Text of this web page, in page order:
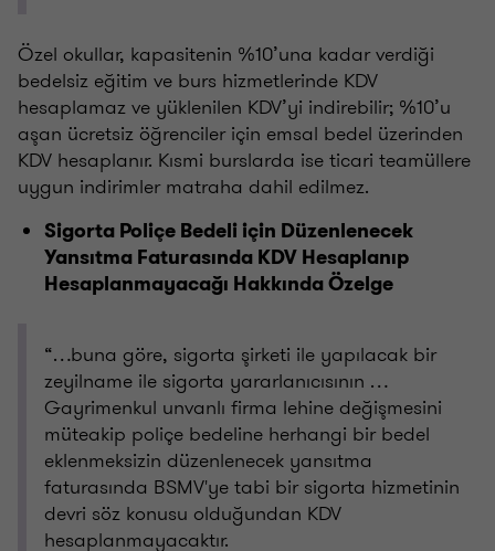
Özel okullar, kapasitenin %10’una kadar verdiği
bedelsiz eğitim ve burs hizmetlerinde KDV
hesaplamaz ve yüklenilen KDV’yi indirebilir; %10’u
aşan ücretsiz öğrenciler için emsal bedel üzerinden
KDV hesaplanır. Kısmi burslarda ise ticari teamüllere
uygun indirimler matraha dahil edilmez.
Sigorta Poliçe Bedeli için Düzenlenecek
Yansıtma Faturasında KDV Hesaplanıp
Hesaplanmayacağı Hakkında Özelge
“…buna göre, sigorta şirketi ile yapılacak bir
zeyilname ile sigorta yararlanıcısının …
Gayrimenkul unvanlı firma lehine değişmesini
müteakip poliçe bedeline herhangi bir bedel
eklenmeksizin düzenlenecek yansıtma
faturasında BSMV'ye tabi bir sigorta hizmetinin
devri söz konusu olduğundan KDV
hesaplanmayacaktır.